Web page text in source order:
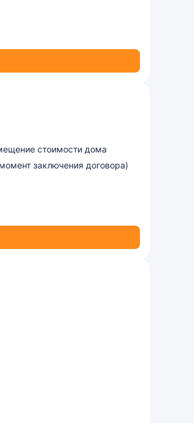
стоимости дома
заключения договора)